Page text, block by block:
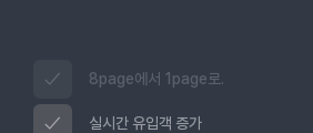
8page에서 1page로.
실시간 유입객 증가